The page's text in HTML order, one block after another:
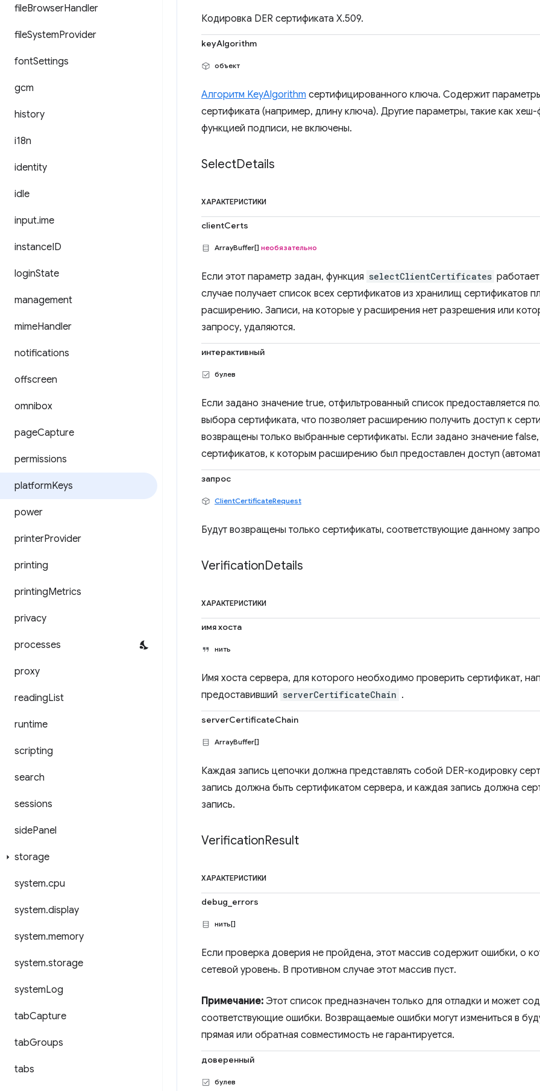
fileBrowserHandler
fileSystemProvider
fontSettings
gcm
history
i18n
identity
idle
input.ime
instanceID
loginState
management
mimeHandler
notifications
offscreen
omnibox
pageCapture
permissions
platformKeys
power
printerProvider
printing
printingMetrics
privacy
processes
proxy
readingList
runtime
scripting
search
sessions
sidePanel
storage
system.cpu
system.display
system.memory
system.storage
systemLog
tabCapture
tabGroups
tabs
Кодировка DER сертификата X.509.
keyAlgorithm
объект
Алгоритм KeyAlgorithm сертифицированного ключа. Содержит
сертификата (например, длину ключа). Другие параметры, такие как
функцией подписи, не включены.
SelectDetails
ХАРАКТЕРИСТИКИ
clientCerts
ArrayBuffer[] необязательно
Если этот параметр задан, функция selectClientCertificates
случае получает список всех сертификатов из хранилищ сертификатов
расширению. Записи, на которые у расширения нет разрешения или
запросу, удаляются.
интерактивный
булев
Если задано значение true, отфильтрованный список предоставляется
выбора сертификата, что позволяет расширению получить доступ к
возвращены только выбранные сертификаты. Если задано значение
сертификатов, к которым расширению был предоставлен доступ
запрос
ClientCertificateRequest
Будут возвращены только сертификаты, соответствующие данному
VerificationDetails
ХАРАКТЕРИСТИКИ
имя хоста
нить
Имя хоста сервера, для которого необходимо проверить сертификат,
предоставивший serverCertificateChain .
serverCertificateChain
ArrayBuffer[]
Каждая запись цепочки должна представлять собой DER-кодировку
запись должна быть сертификатом сервера, и каждая запись должна
запись.
VerificationResult
ХАРАКТЕРИСТИКИ
debug_errors
нить[]
Если проверка доверия не пройдена, этот массив содержит ошибки, о
сетевой уровень. В противном случае этот массив пуст.
Примечание: Этот список предназначен только для отладки и может
соответствующие ошибки. Возвращаемые ошибки могут измениться в
прямая или обратная совместимость не гарантируется.
доверенный
булев